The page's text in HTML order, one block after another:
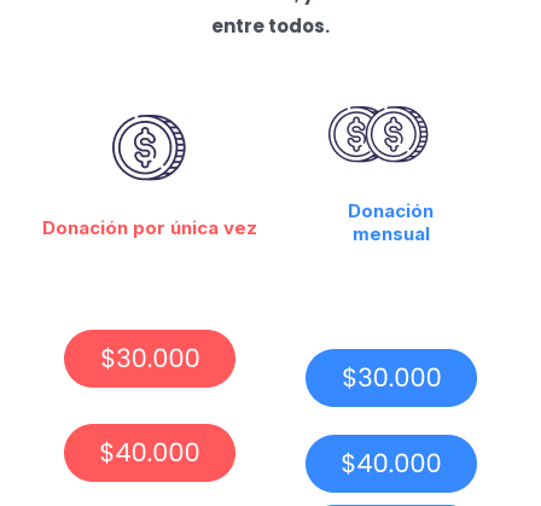
entre todos.
Donación por única vez
Donación
mensual